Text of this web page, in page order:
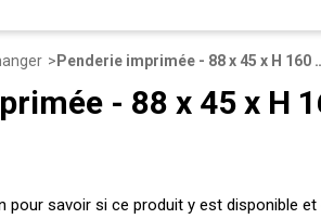
Penderie imprimée
- 88 x 45 x H
pour savoir si ce produit y est disponible et